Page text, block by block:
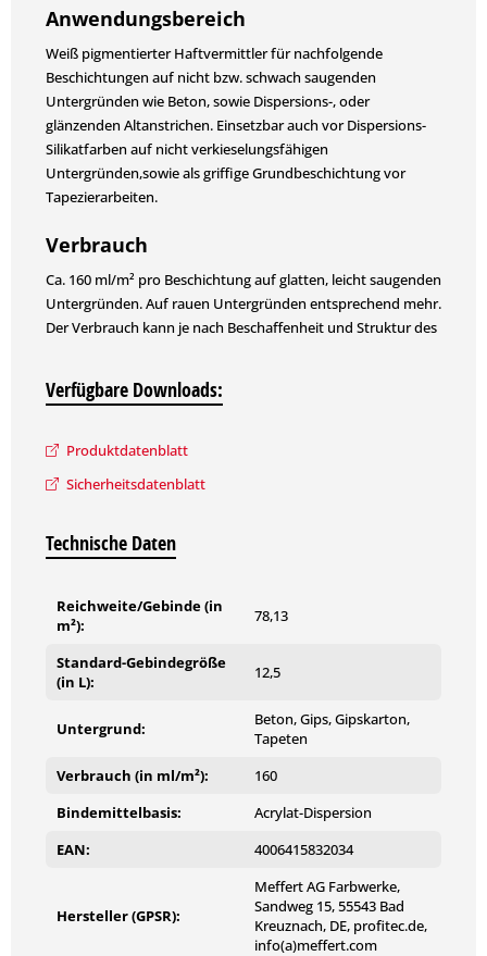
Anwendungsbereich
Weiß pigmentierter Haftvermittler für nachfolgende
Beschichtungen auf nicht bzw. schwach saugenden
Untergründen wie Beton, sowie Dispersions-, oder
glänzenden Altanstrichen. Einsetzbar auch vor Dispersions-
Silikatfarben auf nicht verkieselungsfähigen
Untergründen,sowie als griffige Grundbeschichtung vor
Tapezierarbeiten.
Verbrauch
Ca. 160 ml/m² pro Beschichtung auf glatten, leicht saugenden
Untergründen. Auf rauen Untergründen entsprechend mehr.
Der Verbrauch kann je nach Beschaffenheit und Struktur des
ermitteln.
Verfügbare Downloads:
Produktdatenblatt
Sicherheitsdatenblatt
Technische Daten
Reichweite/Gebinde (in
m²):
78,13
Standard-Gebindegröße
(in L):
12,5
Untergrund:
Beton, Gips, Gipskarton,
Tapeten
Verbrauch (in ml/m²):
160
Bindemittelbasis:
Acrylat-Dispersion
EAN:
4006415832034
Hersteller (GPSR):
Meffert AG Farbwerke,
Sandweg 15, 55543 Bad
Kreuznach, DE, profitec.de,
info(a)meffert.com